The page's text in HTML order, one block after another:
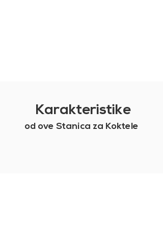
Karakteristike
od ove Stanica za Koktele